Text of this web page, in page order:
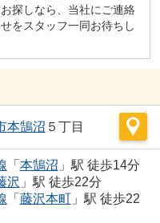
探しなら、当社にご連絡
をスタッフ一同お待ちし
本鵠沼 ５丁目
「 本鵠沼 」駅 徒歩14分
沢 」駅 徒歩22分
「 藤沢本町」駅 徒歩22